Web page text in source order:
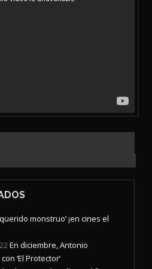
querido monstruo’ ¡en cines el
En diciembre, Antonio
‘El Protector’